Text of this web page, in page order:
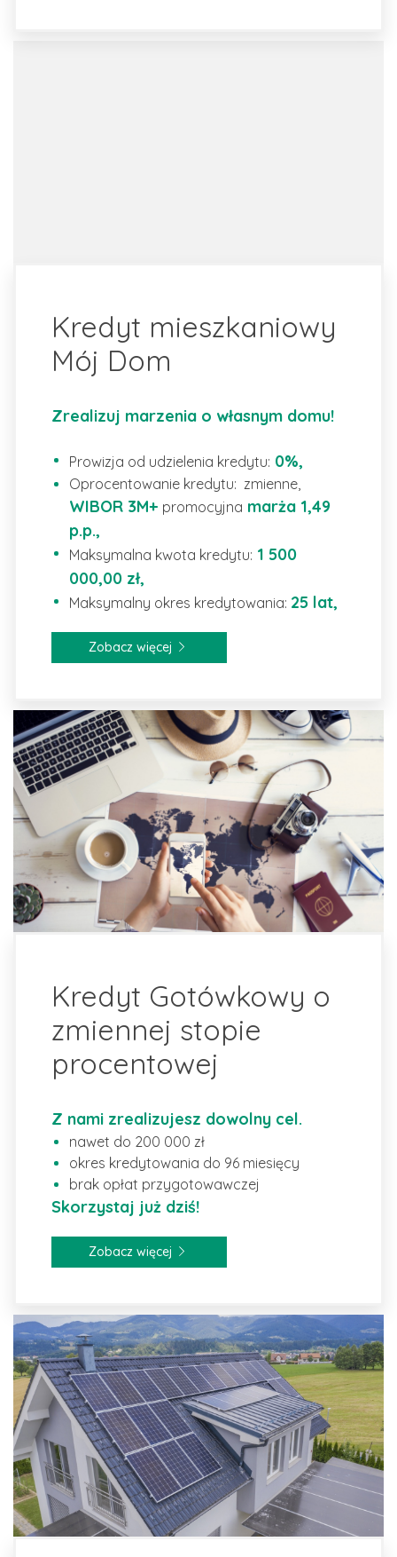
Kredyt mieszkaniowy
Mój Dom
Zrealizuj marzenia o własnym domu!
Prowizja od udzielenia kredytu: 0%,
Oprocentowanie kredytu: zmienne,
WIBOR 3M+ promocyjna marża 1,49
p.p.,
Maksymalna kwota kredytu: 1 500
000,00 zł,
Maksymalny okres kredytowania: 25 lat,
Zobacz więcej
Kredyt Gotówkowy o
zmiennej stopie
procentowej
Z nami zrealizujesz dowolny cel.
nawet do 200 000 zł
okres kredytowania do 96 miesięcy
brak opłat przygotowawczej
Skorzystaj już dziś!
Zobacz więcej